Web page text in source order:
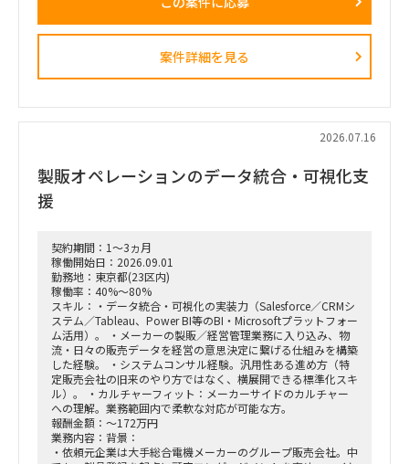
動変容までを一気通貫で実現することが本プロジェクトの最大
■ 担当いただくポジション・役割
身の企画検討」
単なる進捗管理（事務局型PMO）ではなく、ビジネスと
IT（AI）の両面から中身の議論に入り込み、プロジェクトを実
■ 具体的な業務内容
富裕層向けセグメント戦略、KPI設計、新営業モデル設計など
経営・役員クラスに対する定期的なレポーティングおよび直接
のディスカッション（壁打ち）への参画。
「バディAI」「AIロープレ」「ダッシュボード」等の最先端ツ
ールの要件定義から、それを現場の営業員にどう使わせるか
（行動変容設計）までの定着化支援。
支店長やトップ営業経験を持つクライアント（証券会社側）の
コアメンバーとタッグを組み、現場のリアルな知見を取り込み
ながら実効性の高い設計を行います。
案件詳細を見る
2026.07.16
製販オペレーションのデータ統合・可視化支
援
契約期間：1～3ヵ月
稼働開始日：2026.09.01
勤務地：東京都(23区内)
稼働率：40%～80%
スキル：・データ統合・可視化の実装力（Salesforce／CRMシ
ステム／Tableau、Power BI等のBI・Microsoftプラットフォー
ム活用）。 ・メーカーの製販／経営管理業務に入り込み、物
流・日々の販売データを経営の意思決定に繋げる仕組みを構築
した経験。 ・システムコンサル経験。汎用性ある進め方（特
定販売会社の旧来のやり方ではなく、横展開できる標準化スキ
ル）。 ・カルチャーフィット：メーカーサイドのカルチャー
への理解。業務範囲内で柔軟な対応が可能な方。
報酬金額：～172万円
業務内容：背景：
・依頼元企業は大手総合電機メーカーのグループ販売会社。中